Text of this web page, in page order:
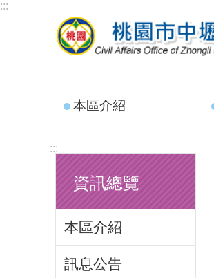
跳到主要內容區塊
:::
本區介紹
:::
資訊總覽
本區介紹
訊息公告